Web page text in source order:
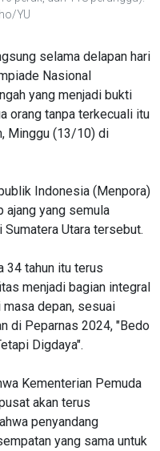
YU
selama delapan hari
Nasional
yang menjadi bukti
orang tanpa terkecuali itu
Minggu (13/10) di
Indonesia (Menpora)
ajang yang semula
Utara tersebut.
34 tahun itu terus
menjadi bagian integral
depan, sesuai
di Peparnas 2024, "Bedo
Digdaya".
Kementerian Pemuda
akan terus
penyandang
yang sama untuk